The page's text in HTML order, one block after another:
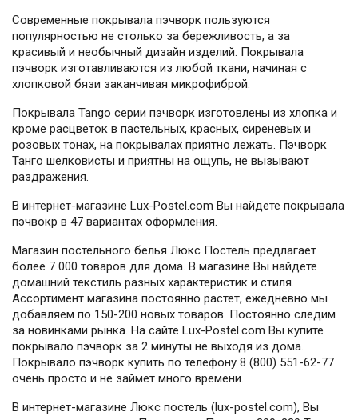
Современные покрывала пэчворк пользуются
популярностью не столько за бережливость, а за
красивый и необычный дизайн изделий. Покрывала
пэчворк изготавливаются из любой ткани, начиная с
хлопковой бязи заканчивая микрофиброй.
Покрывала Tango серии пэчворк изготовлены из хлопка и
кроме расцветок в пастельных, красных, сиреневых и
розовых тонах, на покрывалах приятно лежать. Пэчворк
Танго шелковисты и приятны на ощупь, не вызывают
раздражения.
В интернет-магазине Lux-Postel.com Вы найдете покрывала
пэчвокр в 47 вариантах оформления.
Магазин постельного белья Люкс Постель предлагает
более 7 000 товаров для дома. В магазине Вы найдете
домашний текстиль разных характеристик и стиля.
Ассортимент магазина постоянно растет, ежедневно мы
добавляем по 150-200 новых товаров. Постоянно следим
за новинками рынка. На сайте Lux-Postel.com Вы купите
покрывало пэчворк за 2 минуты не выходя из дома.
Покрывало пэчворк купить по телефону 8 (800) 551-62-77
очень просто и не займет много времени.
В интернет-магазине Люкс постель (lux-postel.com), Вы